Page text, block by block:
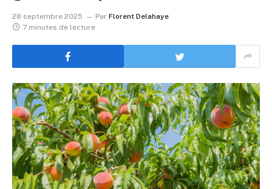
28 septembre 2025 Par Florent Delahaye
7 minutes de lecture